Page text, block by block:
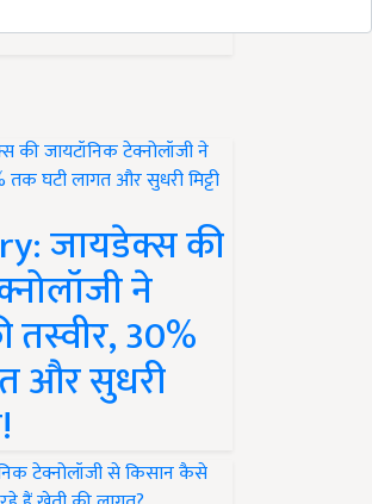
जायडेक्स की
ने
30%
और सुधरी